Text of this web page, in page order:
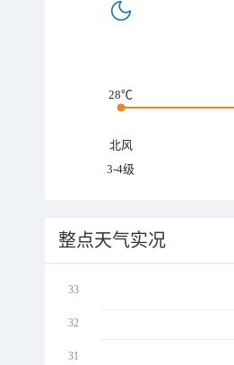
28℃
北风
3-4级
整点天气实况
33
32
31